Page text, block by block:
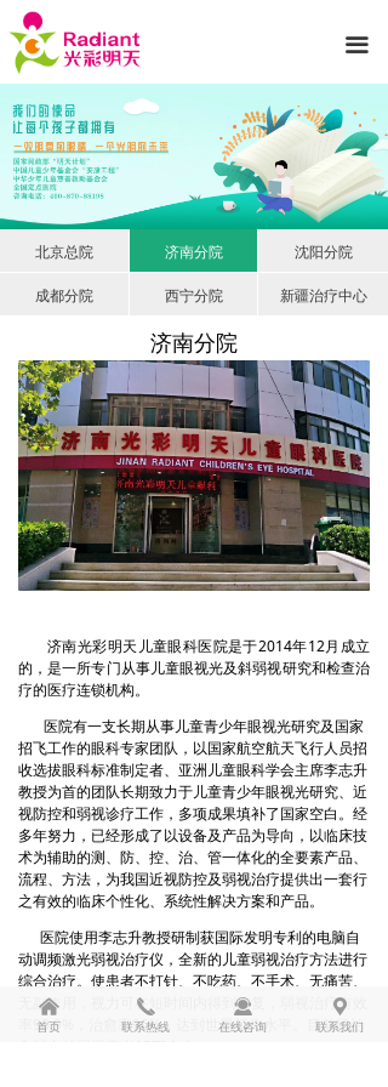
끀
首页
医院简介
诊疗项目
专家团队
新闻动态
就医服务
光彩公益
护眼知识
联系我们
先进设备
济南分院
济南光彩明天儿童眼科医院是于2014年12月成立
的，是一所专门从事儿童眼视光及斜弱视研究和检查治
疗的医疗连锁机构。
医院有一支长期从事儿童青少年眼视光研究及国家
招飞工作的眼科专家团队，以国家航空航天飞行人员招
收选拔眼科标准制定者、亚洲儿童眼科学会主席李志升
教授为首的团队长期致力于儿童青少年眼视光研究、近
视防控和弱视诊疗工作，多项成果填补了国家空白。经
多年努力，已经形成了以设备及产品为导向，以临床技
术为辅助的测、防、控、治、管一体化的全要素产品、
流程、方法，为我国近视防控及弱视治疗提供出一套行
之有效的临床个性化、系统性解决方案和产品。
医院使用李志升教授研制获国际发明专利的电脑自
动调频激光弱视治疗仪，全新的儿童弱视治疗方法进行
综合治疗。使患者不打针、不吃药、不手术、无痛苦、
无副作用，视力可在短时间内得到恢复，弱视治疗有效
率99.9%，治愈率96%，达到世界领先水平。目前已治
成都分院 西宁分院 新疆治疗中心
北京总院 济南分院 沈阳分院
낀
首页
끅
联系热线
끤
在线咨询
끇
联系我们